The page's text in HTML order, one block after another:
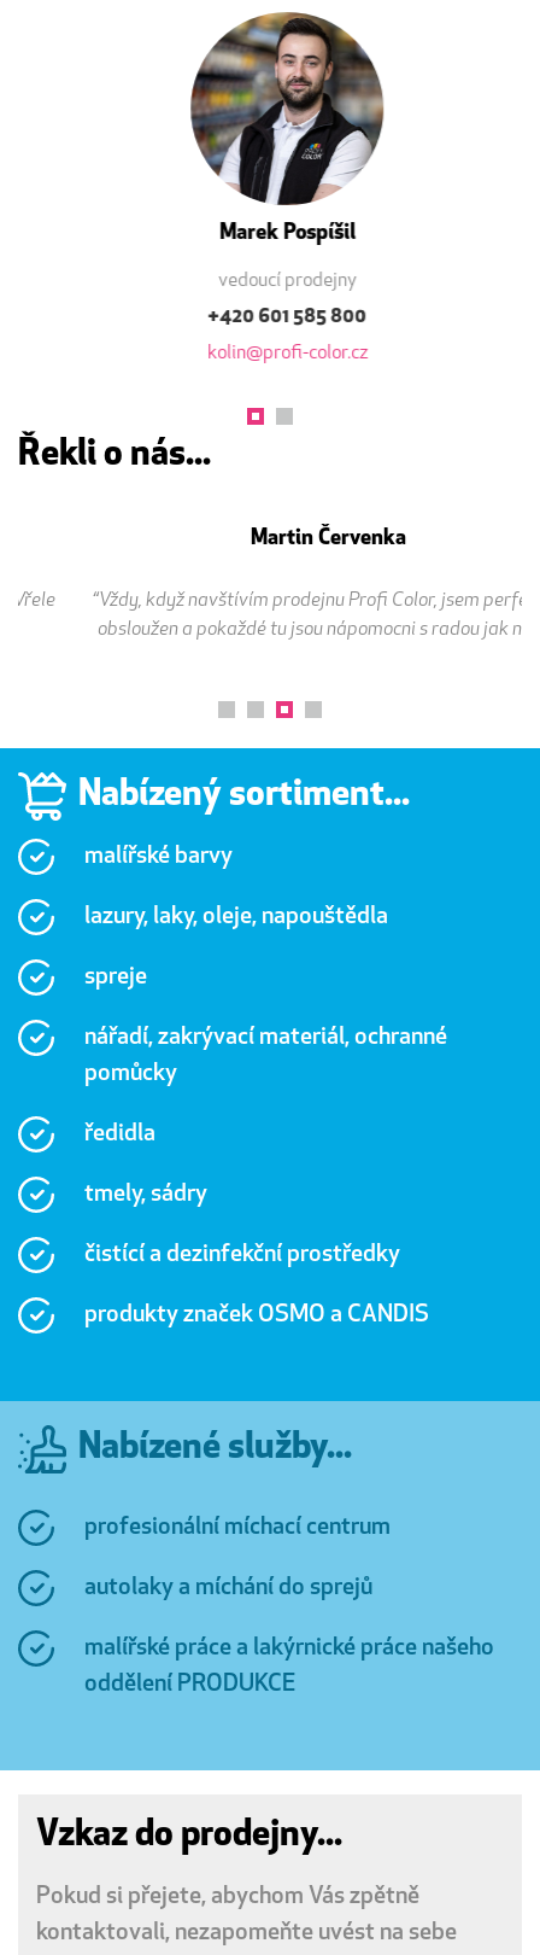
Marek Pospíšil
vedoucí prodejny
+420 601 585 800
kolin@profi-color.cz
Řekli o nás...
Martin Červenka
“Vždy, když navštívím prodejnu Profi Color, jsem perfektně
obsloužen a pokaždé tu jsou nápomocni s radou jak na to.”
Nabízený sortiment...
malířské barvy
lazury, laky, oleje, napouštědla
spreje
nářadí, zakrývací materiál, ochranné
pomůcky
ředidla
tmely, sádry
čistící a dezinfekční prostředky
produkty značek OSMO a CANDIS
Nabízené služby...
profesionální míchací centrum
autolaky a míchání do sprejů
malířské práce a lakýrnické práce našeho
oddělení PRODUKCE
Vzkaz do prodejny...
Pokud si přejete, abychom Vás zpětně
kontaktovali, nezapomeňte uvést na sebe